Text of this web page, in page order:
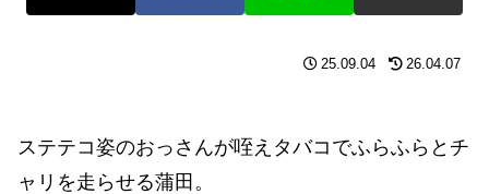
25.09.04 26.04.07
ステテコ姿のおっさんが咥えタバコでふらふらとチ
ャリを走らせる蒲田。